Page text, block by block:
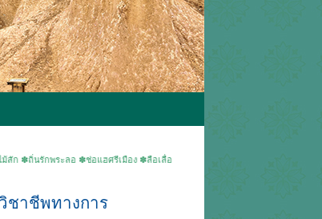
กพระลอ ✽ช่อแฮศรีเมือง ✽ลือเลื่องแพะเมืองผี ✽คนแพร่นี้ใจงาม ▶ยินดีต้อนรับเข้าสู่
ชาชีพทางการ